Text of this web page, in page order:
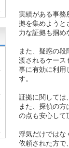
実績がある事務
拠を集めようと
力な証拠も掴め
また、疑惑の
渡されるケース
事に有効に利用
す。
証拠に関しては
また、探偵の
の点も安心して
浮気だけではな
依頼された方で